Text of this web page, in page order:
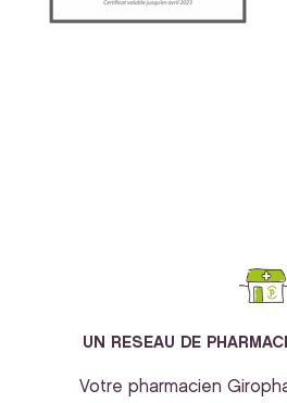
UN RESEAU DE
Votre pharmacien